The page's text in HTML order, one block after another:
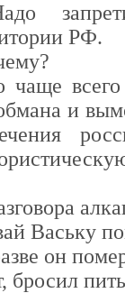
РФ.
чаще
и
Ваську
он
бросил